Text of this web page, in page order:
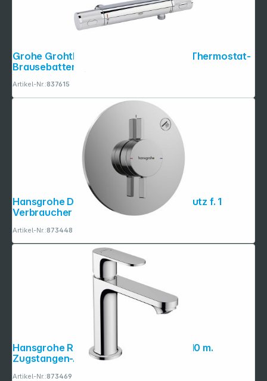
Grohe Grohtherm 1000 Performance Thermostat-
Brausebatterie, 1/2"
Artikel-Nr.:837615
Hansgrohe DuoTurn S Mischer Unterputz f. 1
Verbraucher chrom
Artikel-Nr.:873448
Hansgrohe Rebris S EH-WT-Mischer 110 m.
Zugstangen-Ablaufgarnitur
Artikel-Nr.:873469